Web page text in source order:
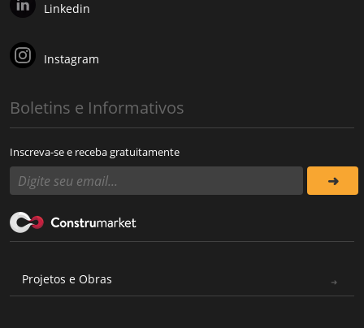
Linkedin
Instagram
Boletins e Informativos
Inscreva-se e receba gratuitamente
Projetos e Obras